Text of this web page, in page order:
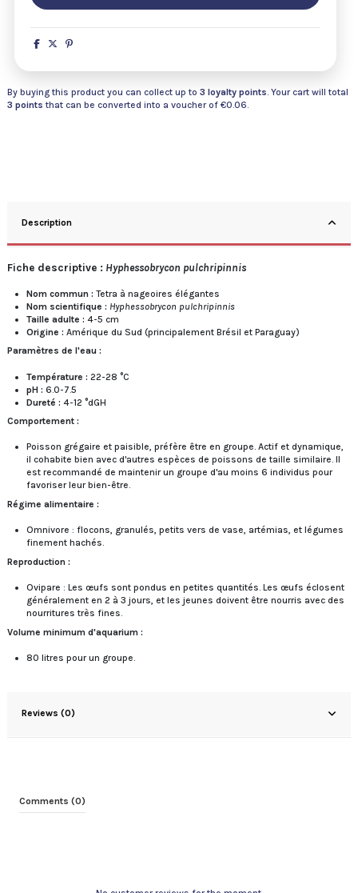
By buying this product you can collect up to 3 loyalty points . Your cart will total
3 points that can be converted into a voucher of €0.06
Description
Fiche descriptive : Hyphessobrycon pulchripinnis
Nom commun : Tetra à nageoires élégantes
Nom scientifique : Hyphessobrycon pulchripinnis
Taille adulte : 4-5 cm
Origine : Amérique du Sud (principalement Brésil et Paraguay)
Paramètres de l'eau :
Température : 22-28 °C
pH : 6.0-7.5
Dureté : 4-12 °dGH
Comportement :
Poisson grégaire et paisible, préfère être en groupe. Actif et dynamique,
il cohabite bien avec d'autres espèces de poissons de taille similaire. Il
est recommandé de maintenir un groupe d'au moins 6 individus pour
favoriser leur bien-être.
Régime alimentaire :
Omnivore : flocons, granulés, petits vers de vase, artémias, et légumes
finement hachés.
Reproduction :
Ovipare : Les œufs sont pondus en petites quantités. Les œufs éclosent
généralement en 2 à 3 jours, et les jeunes doivent être nourris avec des
nourritures très fines.
Volume minimum d'aquarium :
80 litres pour un groupe.
Reviews (0)
Comments (0)